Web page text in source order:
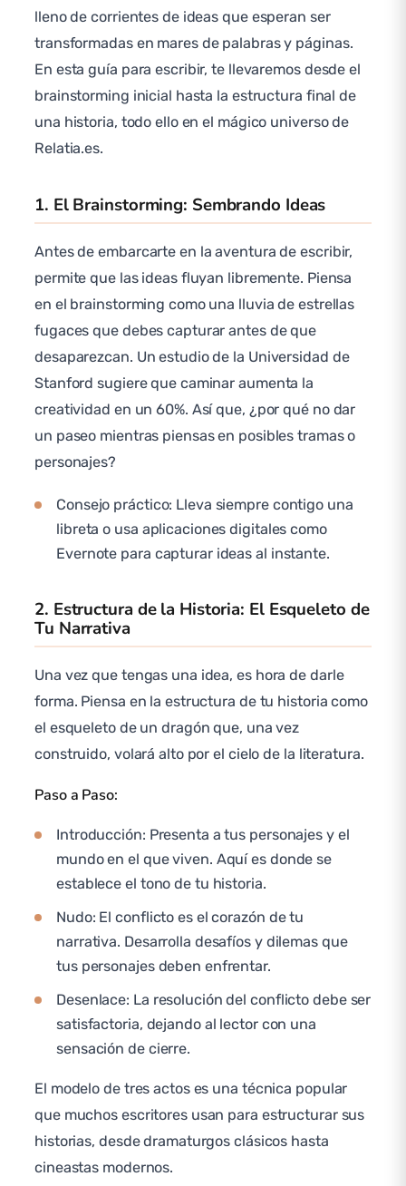
lleno de corrientes de ideas que esperan ser
transformadas en mares de palabras y páginas.
En esta guía para escribir, te llevaremos desde el
brainstorming inicial hasta la estructura final de
una historia, todo ello en el mágico universo de
Relatia.es.
1. El Brainstorming: Sembrando Ideas
Antes de embarcarte en la aventura de escribir,
permite que las ideas fluyan libremente. Piensa
en el brainstorming como una lluvia de estrellas
fugaces que debes capturar antes de que
desaparezcan. Un estudio de la Universidad de
Stanford sugiere que caminar aumenta la
creatividad en un 60%. Así que, ¿por qué no dar
un paseo mientras piensas en posibles tramas o
personajes?
Consejo práctico: Lleva siempre contigo una
libreta o usa aplicaciones digitales como
Evernote para capturar ideas al instante.
2. Estructura de la Historia: El Esqueleto de
Tu Narrativa
Una vez que tengas una idea, es hora de darle
forma. Piensa en la estructura de tu historia como
el esqueleto de un dragón que, una vez
construido, volará alto por el cielo de la literatura.
Paso a Paso:
Introducción: Presenta a tus personajes y el
mundo en el que viven. Aquí es donde se
establece el tono de tu historia.
Nudo: El conflicto es el corazón de tu
narrativa. Desarrolla desafíos y dilemas que
tus personajes deben enfrentar.
Desenlace: La resolución del conflicto debe ser
satisfactoria, dejando al lector con una
sensación de cierre.
El modelo de tres actos es una técnica popular
que muchos escritores usan para estructurar sus
historias, desde dramaturgos clásicos hasta
cineastas modernos.